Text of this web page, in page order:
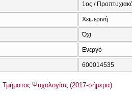
1ος /
Χειμερινή
Όχι
Ενεργό
600014535
Ψυχολογίας (2017-σήμερα)